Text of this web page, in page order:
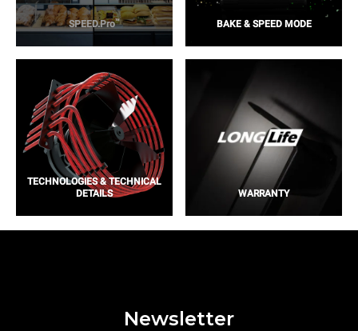
SPEED.Pro™ BAKE & SPEED MODE
TECHNOLOGIES & TECHNICAL
DETAILS
WARRANTY
Newsletter